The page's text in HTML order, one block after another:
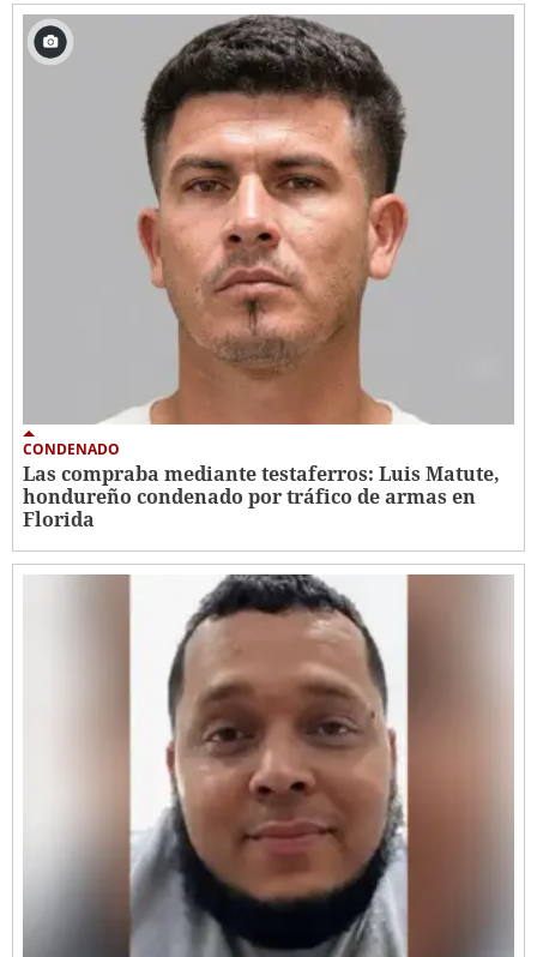
CONDENADO
Las compraba mediante testaferros: Luis Matute,
hondureño condenado por tráfico de armas en
Florida